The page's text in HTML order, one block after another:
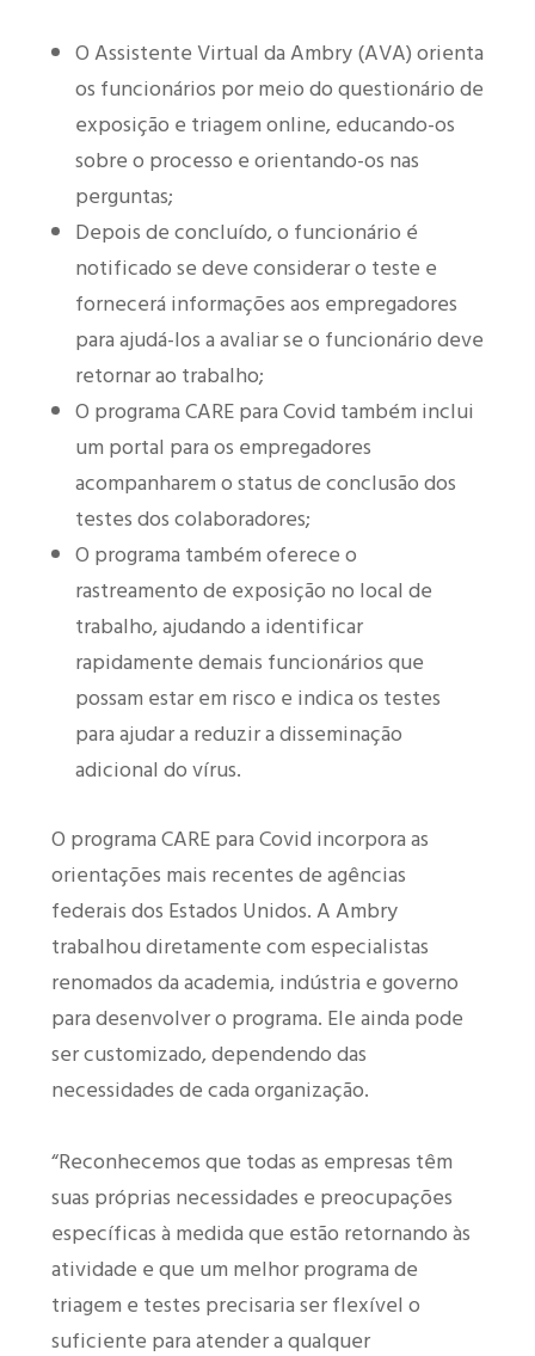
O Assistente Virtual da Ambry (AVA) orienta
os funcionários por meio do questionário de
exposição e triagem online, educando-os
sobre o processo e orientando-os nas
perguntas;
Depois de concluído, o funcionário é
notificado se deve considerar o teste e
fornecerá informações aos empregadores
para ajudá-los a avaliar se o funcionário deve
retornar ao trabalho;
O programa CARE para Covid também inclui
um portal para os empregadores
acompanharem o status de conclusão dos
testes dos colaboradores;
O programa também oferece o
rastreamento de exposição no local de
trabalho, ajudando a identificar
rapidamente demais funcionários que
possam estar em risco e indica os testes
para ajudar a reduzir a disseminação
adicional do vírus.
O programa CARE para Covid incorpora as
orientações mais recentes de agências
federais dos Estados Unidos. A Ambry
trabalhou diretamente com especialistas
renomados da academia, indústria e governo
para desenvolver o programa. Ele ainda pode
ser customizado, dependendo das
necessidades de cada organização.
“Reconhecemos que todas as empresas têm
suas próprias necessidades e preocupações
específicas à medida que estão retornando às
atividade e que um melhor programa de
triagem e testes precisaria ser flexível o
suficiente para atender a qualquer